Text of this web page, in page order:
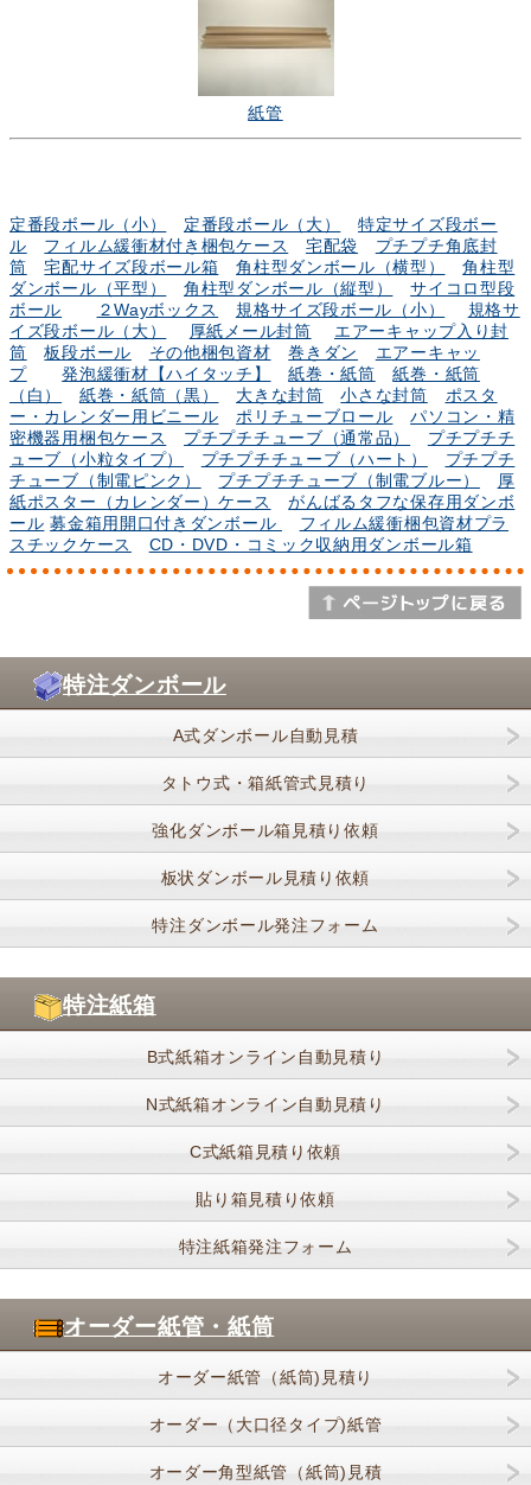
紙管
定番段ボール（小） 定番段ボール（大）
特定サイズ段ボー
ル
フィルム緩衝材付き梱包ケース 宅配袋
プチプチ角底封
筒
宅配サイズ段ボール箱 角柱型ダンボール（横型）
角柱型
ダンボール（平型）
角柱型ダンボール（縦型）
サイコロ型段
ボール
２Wayボックス 規格サイズ段ボール（小）
規格サ
イズ段ボール（大）
厚紙メール封筒
エアーキャップ入り封
筒
板段ボール その他梱包資材 巻きダン
エアーキャッ
プ
発泡緩衝材【ハイタッチ】 紙巻・紙筒
紙巻・紙筒
（白）
紙巻・紙筒（黒） 大きな封筒 小さな封筒
ポスタ
ー・カレンダー用ビニール
ポリチューブロール
パソコン・精
密機器用梱包ケース
プチプチチューブ（通常品）
プチプチチ
ューブ（小粒タイプ）
プチプチチューブ（ハート）
プチプチ
チューブ（制電ピンク）
プチプチチューブ（制電ブルー）
厚
紙ポスター（カレンダー）ケース
がんばるタフな保存用ダンボ
ール 募金箱用開口付きダンボール
フィルム緩衝梱包資材プラ
スチックケース
CD・DVD・コミック収納用ダンボール箱
特注ダンボール
A式ダンボール自動見積
タトウ式・箱紙管式見積り
強化ダンボール箱見積り依頼
板状ダンボール見積り依頼
特注ダンボール発注フォーム
特注紙箱
B式紙箱オンライン自動見積り
N式紙箱オンライン自動見積り
C式紙箱見積り依頼
貼り箱見積り依頼
特注紙箱発注フォーム
オーダー紙管・紙筒
オーダー紙管（紙筒)見積り
オーダー（大口径タイプ)紙管
オーダー角型紙管（紙筒)見積